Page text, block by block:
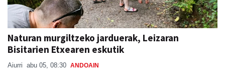
Naturan murgiltzeko jarduerak, Leizaran
Bisitarien Etxearen eskutik
Aiurri abu 05, 08:30 ANDOAIN